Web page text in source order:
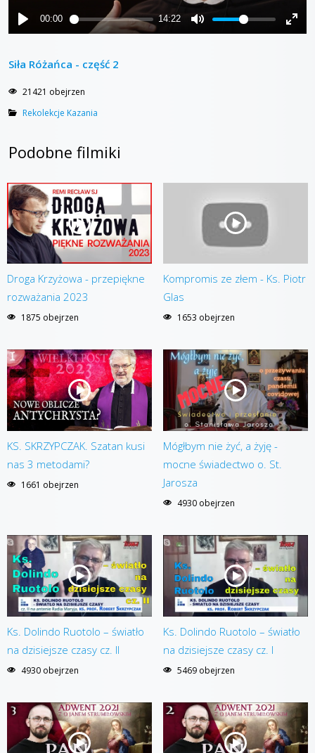
Siła Różańca - część 2
21421 obejrzen
Rekolekcje Kazania
Podobne filmiki
Droga Krzyżowa - przepiękne
rozważania 2023
1875 obejrzen
Kompromis ze złem - Ks. Piotr
Glas
1653 obejrzen
KS. SKRZYPCZAK. Szatan kusi
nas 3 metodami?
1661 obejrzen
Mógłbym nie żyć, a żyję -
mocne świadectwo o. St.
Jarosza
4930 obejrzen
Ks. Dolindo Ruotolo – światło
na dzisiejsze czasy cz. II
4930 obejrzen
Ks. Dolindo Ruotolo – światło
na dzisiejsze czasy cz. I
5469 obejrzen